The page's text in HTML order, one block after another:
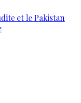
et le Pakistan